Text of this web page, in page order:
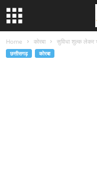
Home कोरबा सुविधा शुल्क लेकर
छत्तीसगढ़ कोरबा